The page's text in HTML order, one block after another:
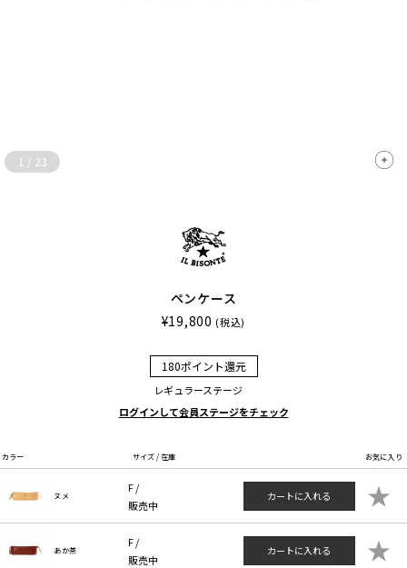
1 / 23
ペンケース
¥19,800 (税込)
180ポイント還元
レギュラーステージ
ログインして会員ステージをチェック
カラー サイズ / 在庫 お気に入り
ヌメ
F /
販売中
カートに入れる ★
あか茶
F /
販売中
カートに入れる ★